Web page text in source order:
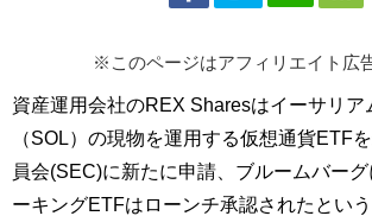
※このページはアフィリエイト広
資産運用会社のREX Sharesはイーサリア
（SOL）の現物を運用する仮想通貨ETF
員会(SEC)に新たに申請、ブルームバー
ーキングETFはローンチ承認されたとい